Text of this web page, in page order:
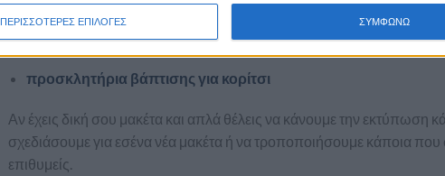
ΠΕΡΙΣΣΟΤΕΡΕΣ ΕΠΙΛΟΓΕΣ ΣΥΜΦΩΝΩ
Βρες το σχέδιο που σου αρέσει, αγόρασε online και παρέλαβε
προσκλητήρια βάπτισης για αγόρι
προσκλητήρια βάπτισης για κορίτσι
Αν έχεις δική σου μακέτα και απλά θέλεις να κάνουμε την εκτύπωση
σχεδιάσουμε για εσένα νέα μακέτα ή να τροποποιήσουμε κάποια που
επιθυμείς.